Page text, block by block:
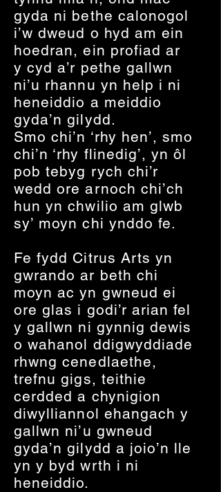
gyda ni bethe calonogol
i’w dweud o hyd am ein
hoedran, ein profiad ar
y cyd a’r pethe gallwn
ni’u rhannu yn help i ni
heneiddio a meiddio
gyda’n gilydd.
Smo chi’n ‘rhy hen’, smo
chi’n ‘rhy flinedig’, yn ôl
pob tebyg rych chi’r
wedd ore arnoch chi’ch
hun yn chwilio am glwb
sy’ moyn chi ynddo fe.
Fe fydd Citrus Arts yn
gwrando ar beth chi
moyn ac yn gwneud ei
ore glas i godi’r arian fel
y gallwn ni gynnig dewis
o wahanol ddigwyddiade
rhwng cenedlaethe,
trefnu gigs, teithie
cerdded a chynigion
diwylliannol ehangach y
gallwn ni’u gwneud
gyda’n gilydd a joio’n lle
yn y byd wrth i ni
heneiddio.